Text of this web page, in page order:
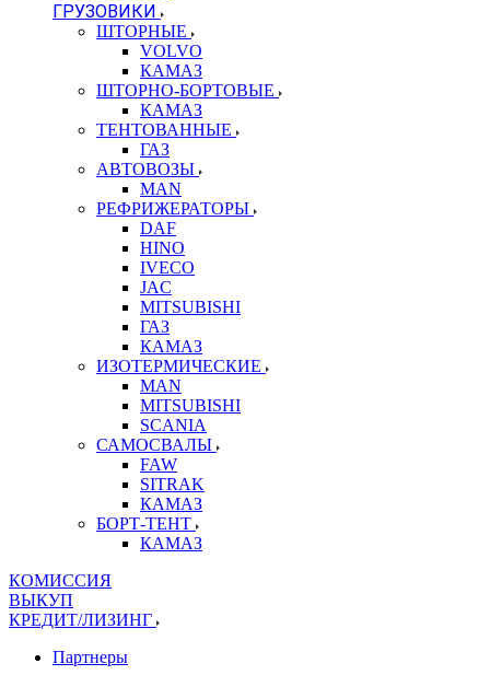
ГРУЗОВИКИ
ШТОРНЫЕ
VOLVO
КАМАЗ
ШТОРНО-БОРТОВЫЕ
КАМАЗ
ТЕНТОВАННЫЕ
ГАЗ
АВТОВОЗЫ
MAN
РЕФРИЖЕРАТОРЫ
DAF
HINO
IVECO
JAC
MITSUBISHI
ГАЗ
КАМАЗ
ИЗОТЕРМИЧЕСКИЕ
MAN
MITSUBISHI
SCANIA
САМОСВАЛЫ
FAW
SITRAK
КАМАЗ
БОРТ-ТЕНТ
КАМАЗ
КОМИССИЯ
ВЫКУП
КРЕДИТ/ЛИЗИНГ
Партнеры